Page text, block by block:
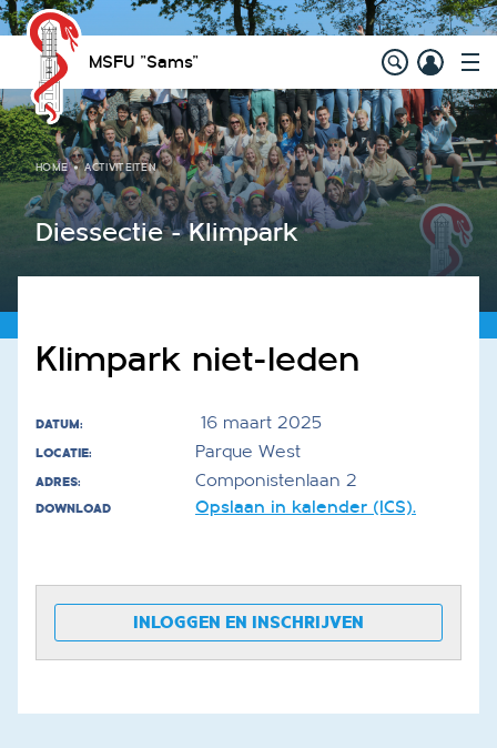
MSFU "Sams"
HOME ACTIVITEITEN
Diessectie - Klimpark
Klimpark niet-leden
DATUM: 16 maart 2025
LOCATIE: Parque West
ADRES: Componistenlaan 2
DOWNLOAD Opslaan in kalender (ICS).
INLOGGEN EN INSCHRIJVEN